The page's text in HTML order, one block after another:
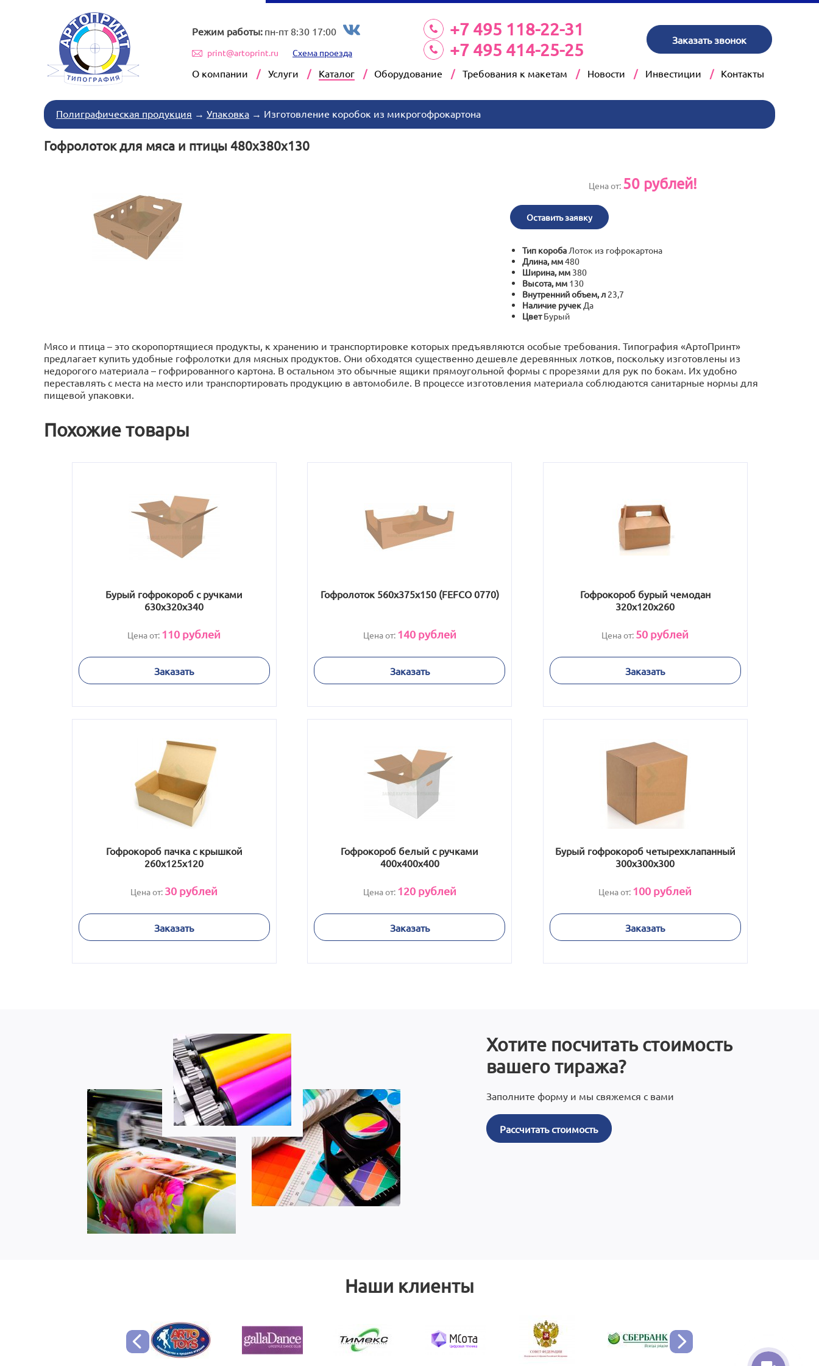
Режим работы: пн-пт 8:30 17:00
print@artoprint.ru Схема проезда
+7 495 118-22-31
+7 495 414-25-25
Заказать звонок
О компании Услуги Каталог Оборудование Требования к макетам Новости Инвестиции Контакты
Полиграфическая продукция → Упаковка → Изготовление коробок из микрогофрокартона
Гофролоток для мяса и птицы 480x380x130
Цена от: 50рублей!
Оставить заявку
Тип короба Лоток из гофрокартона
Длина, мм480
Ширина, мм 380
Высота, мм 130
Внутренний объем, л 23,7
Наличие ручек Да
ЦветБурый
Мясо и птица – это скоропортящиеся продукты, к хранению и транспортировке которых предъявляются особые требования. Типография «АртоПринт»
предлагает купить удобные гофролотки для мясных продуктов. Они обходятся существенно дешевле деревянных лотков, поскольку изготовлены из
недорогого материала – гофрированного картона. В остальном это обычные ящики прямоугольной формы с прорезями для рук по бокам. Их удобно
переставлять с места на место или транспортировать продукцию в автомобиле. В процессе изготовления материала соблюдаются санитарные нормы для
пищевой упаковки.
Похожие товары
Бурый гофрокороб с ручками
630х320х340
Цена от: 110 рублей
Заказать
Гофролоток 560х375х150 (FEFCO 0770)
Цена от: 140рублей
Заказать
Гофрокороб бурый чемодан
320х120х260
Цена от: 50 рублей
Заказать
Гофрокороб пачка с крышкой
260х125х120
Цена от: 30 рублей
Заказать
Гофрокороб белый с ручками
400х400х400
Цена от: 120рублей
Заказать
Бурый гофрокороб четырехклапанный
300х300х300
Цена от: 100 рублей
Заказать
Хотите посчитать стоимость
вашего тиража?
Заполните форму и мы свяжемся с вами
Рассчитать стоимость
Наши клиенты